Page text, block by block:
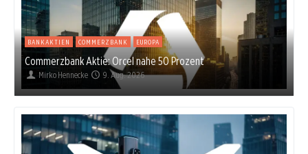
BANKAKTIEN COMMERZBANK EUROPA
Commerzbank Aktie: Orcel nahe 50 Prozent
Mirko Hennecke 9. Aug. 2026